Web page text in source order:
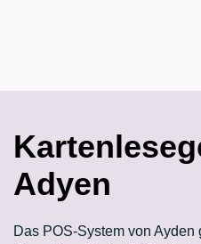
Adyen
Das POS-System von Ayden